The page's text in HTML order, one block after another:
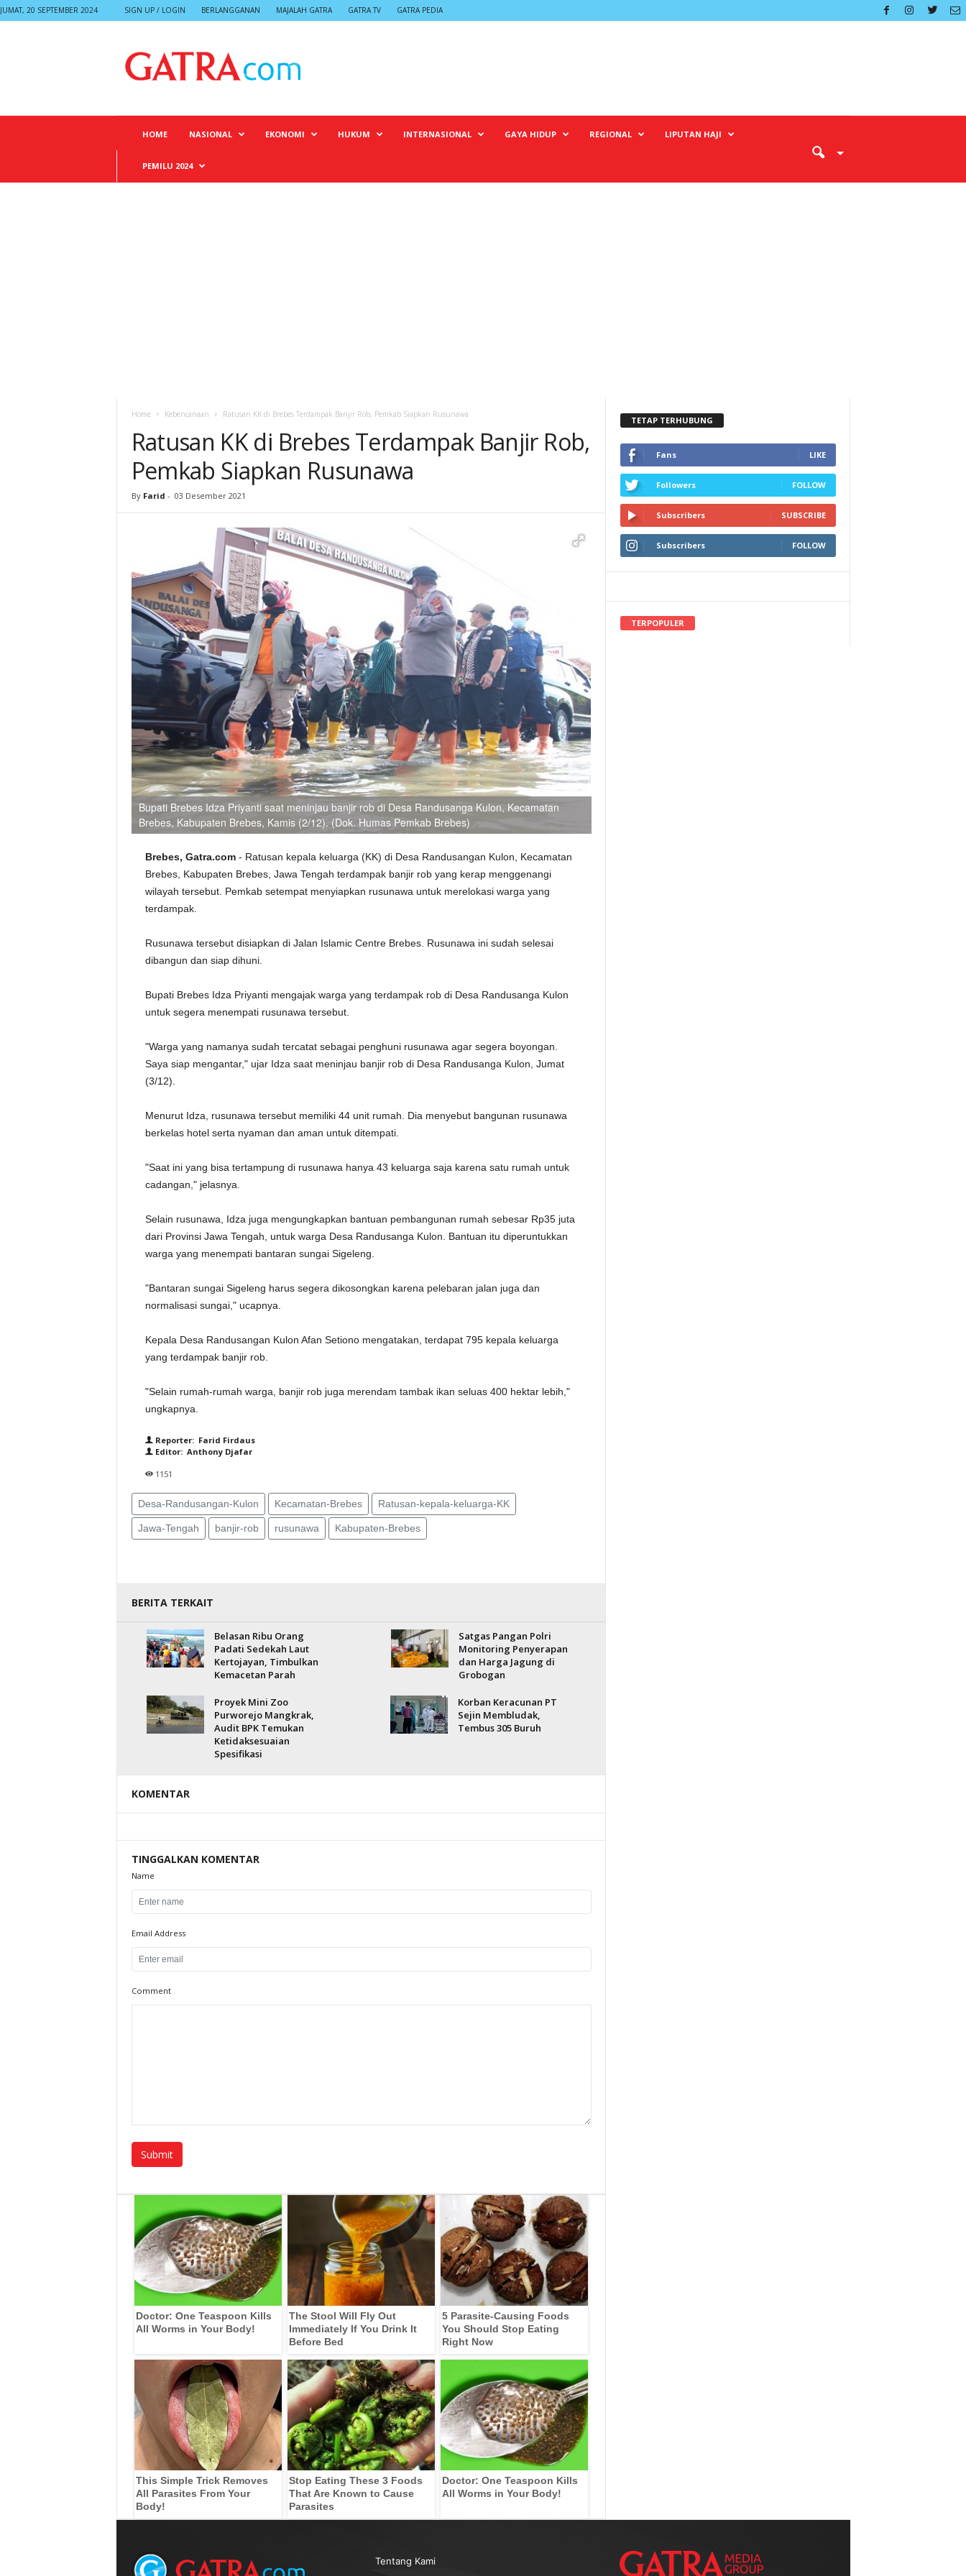
JUMAT, 20 SEPTEMBER 2024 SIGN UP / LOGIN BERLANGGANAN MAJALAH GATRA GATRA TV GATRA PEDIA
HOME NASIONAL EKONOMI HUKUM INTERNASIONAL GAYA HIDUP REGIONAL LIPUTAN HAJI
PEMILU 2024
Home Kebencanaan Ratusan KK di Brebes Terdampak Banjir Rob, Pemkab Siapkan Rusunawa
Ratusan KK di Brebes Terdampak Banjir Rob,
Pemkab Siapkan Rusunawa
By Farid - 03 Desember 2021
Bupati Brebes Idza Priyanti saat meninjau banjir rob di Desa Randusanga Kulon, Kecamatan
Brebes, Kabupaten Brebes, Kamis (2/12). (Dok. Humas Pemkab Brebes)
Brebes, Gatra.com - Ratusan kepala keluarga (KK) di Desa Randusangan Kulon, Kecamatan
Brebes, Kabupaten Brebes, Jawa Tengah terdampak banjir rob yang kerap menggenangi
wilayah tersebut. Pemkab setempat menyiapkan rusunawa untuk merelokasi warga yang
terdampak.
Rusunawa tersebut disiapkan di Jalan Islamic Centre Brebes. Rusunawa ini sudah selesai
dibangun dan siap dihuni.
Bupati Brebes Idza Priyanti mengajak warga yang terdampak rob di Desa Randusanga Kulon
untuk segera menempati rusunawa tersebut.
"Warga yang namanya sudah tercatat sebagai penghuni rusunawa agar segera boyongan.
Saya siap mengantar," ujar Idza saat meninjau banjir rob di Desa Randusanga Kulon, Jumat
(3/12).
Menurut Idza, rusunawa tersebut memiliki 44 unit rumah. Dia menyebut bangunan rusunawa
berkelas hotel serta nyaman dan aman untuk ditempati.
"Saat ini yang bisa tertampung di rusunawa hanya 43 keluarga saja karena satu rumah untuk
cadangan," jelasnya.
Selain rusunawa, Idza juga mengungkapkan bantuan pembangunan rumah sebesar Rp35 juta
dari Provinsi Jawa Tengah, untuk warga Desa Randusanga Kulon. Bantuan itu diperuntukkan
warga yang menempati bantaran sungai Sigeleng.
"Bantaran sungai Sigeleng harus segera dikosongkan karena pelebaran jalan juga dan
normalisasi sungai," ucapnya.
Kepala Desa Randusangan Kulon Afan Setiono mengatakan, terdapat 795 kepala keluarga
yang terdampak banjir rob.
"Selain rumah-rumah warga, banjir rob juga merendam tambak ikan seluas 400 hektar lebih,"
ungkapnya.
Reporter: Farid Firdaus
Editor: Anthony Djafar
1151
Desa-Randusangan-Kulon Kecamatan-Brebes Ratusan-kepala-keluarga-KK
Jawa-Tengah banjir-rob rusunawa Kabupaten-Brebes
BERITA TERKAIT
Belasan Ribu Orang
Padati Sedekah Laut
Kertojayan, Timbulkan
Kemacetan Parah
Satgas Pangan Polri
Monitoring Penyerapan
dan Harga Jagung di
Grobogan
Proyek Mini Zoo
Purworejo Mangkrak,
Audit BPK Temukan
Ketidaksesuaian
Spesifikasi
Korban Keracunan PT
Sejin Membludak,
Tembus 305 Buruh
KOMENTAR
TINGGALKAN KOMENTAR
Name
Email Address
Comment
Doctor: One Teaspoon Kills
All Worms in Your Body!
The Stool Will Fly Out
Immediately If You Drink It
Before Bed
5 Parasite-Causing Foods
You Should Stop Eating
Right Now
This Simple Trick Removes
All Parasites From Your
Body!
Stop Eating These 3 Foods
That Are Known to Cause
Parasites
Doctor: One Teaspoon Kills
All Worms in Your Body!
TETAP TERHUBUNG
Fans LIKE
Followers FOLLOW
Subscribers SUBSCRIBE
Subscribers FOLLOW
Tentang Kami